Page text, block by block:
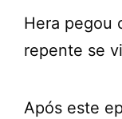
Hera pegou
repente se
Após este